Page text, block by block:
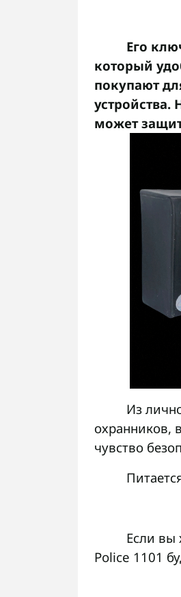
Его
который
покупают
может
Из
охранников,
чувство
Если вы
Police 1101